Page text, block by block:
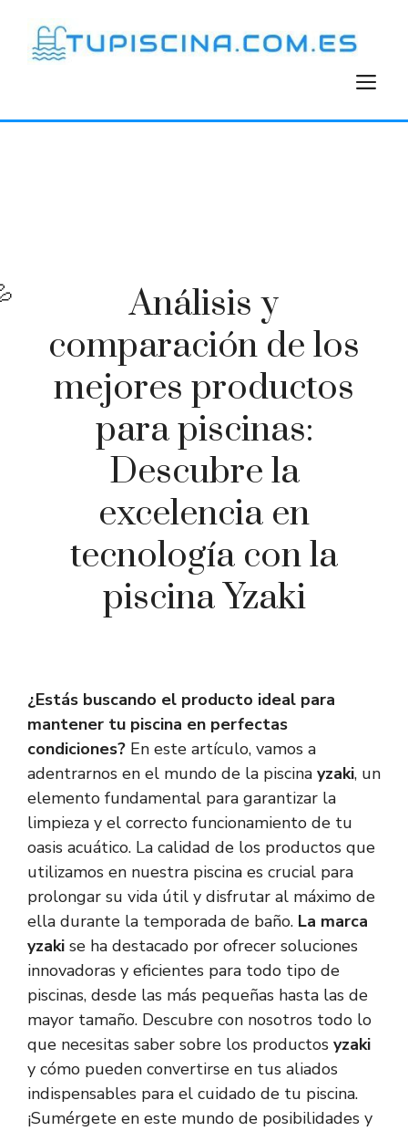
contenido
Análisis y
comparación de los
mejores productos
para piscinas:
Descubre la
excelencia en
tecnología con la
piscina Yzaki
¿Estás buscando el producto ideal para
mantener tu piscina en perfectas
condiciones? En este artículo, vamos a
adentrarnos en el mundo de la piscina yzaki, un
elemento fundamental para garantizar la
limpieza y el correcto funcionamiento de tu
oasis acuático. La calidad de los productos que
utilizamos en nuestra piscina es crucial para
prolongar su vida útil y disfrutar al máximo de
ella durante la temporada de baño. La marca
yzaki se ha destacado por ofrecer soluciones
innovadoras y eficientes para todo tipo de
piscinas, desde las más pequeñas hasta las de
mayor tamaño. Descubre con nosotros todo lo
que necesitas saber sobre los productos yzaki
y cómo pueden convertirse en tus aliados
indispensables para el cuidado de tu piscina.
¡Sumérgete en este mundo de posibilidades y